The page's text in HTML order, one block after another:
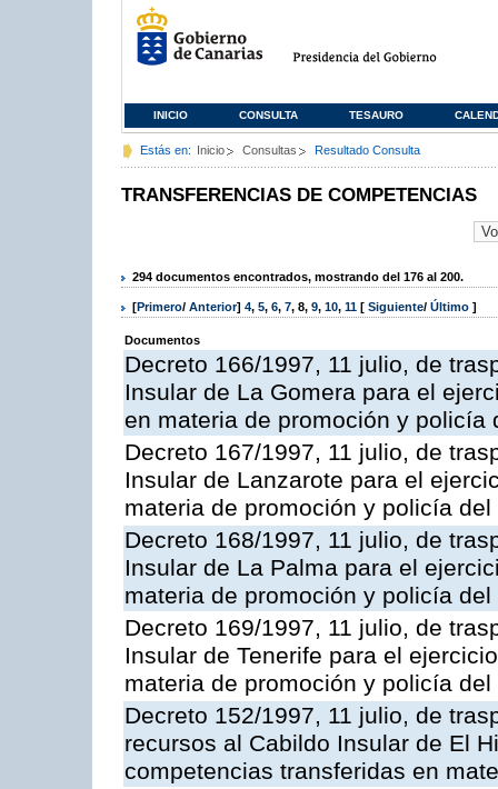
INICIO CONSULTA TESAURO
Estás en: Inicio Consultas Resultado Consulta
TRANSFERENCIAS DE COMPETENCIAS
294 documentos encontrados, mostrando del 176 al 200.
[Primero/ Anterior] 4, 5, 6, 7, 8, 9, 10, 11 [ Siguiente/ Último ]
Documentos
Decreto 166/1997, 11 julio, de
Insular de La Gomera para el
en materia de promoción y policía
Decreto 167/1997, 11 julio, de
Insular de Lanzarote para el
materia de promoción y policía
Decreto 168/1997, 11 julio, de
Insular de La Palma para el
materia de promoción y policía
Decreto 169/1997, 11 julio, de
Insular de Tenerife para el
materia de promoción y policía
Decreto 152/1997, 11 julio, de
recursos al Cabildo Insular de El
competencias transferidas en